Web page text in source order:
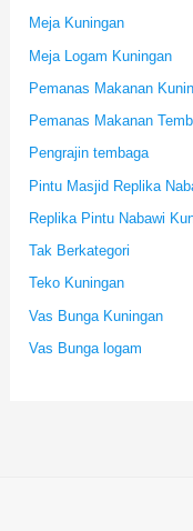
Meja Kuningan
Meja Logam Kuningan
Pemanas Makanan
Pemanas Makanan
Pengrajin tembaga
Pintu Masjid Replika
Replika Pintu Nabawi
Tak Berkategori
Teko Kuningan
Vas Bunga Kuningan
Vas Bunga logam